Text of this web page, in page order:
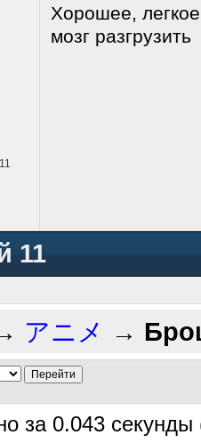
Хорошее,
мозг разгрузить
11
アニメ →
за 0.043